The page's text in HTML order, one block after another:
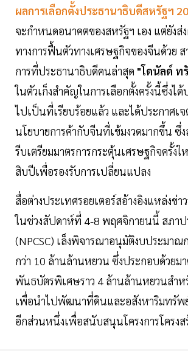
ผลการเลือกตั้งประธานาธิบดีสหรัฐฯ
จะกำหนดอนาคตของสหรัฐฯ เอง แต่ยัง
ทางการฟื้นตัวทางเศรษฐกิจของจีนด้วย
การที่ประธานาธิบดีคนล่าสุด "โดนัลด์ ท
ในตัวเก็งสำคัญในการเลือกตั้งครั้งนี้ซึ่งไ
ไปเป็นที่เรียบร้อยแล้ว และได้ประกาศเ
นโยบายการค้ากับจีนที่เข้มงวดมากขึ้น ซึ่
รีบเตรียมมาตรการกระตุ้นเศรษฐกิจครั้ง
สิบปีเพื่อรองรับการเปลี่ยนแปลง
สื่อต่างประเทศรอยเตอร์สอ้างอิงแหล่งข่าว
ในช่วงสัปดาห์ที่ 4-8 พฤศจิกายนนี้ สภา
(NPCSC) เล็งพิจารณาอนุมัติงบประมาณ
กว่า 10 ล้านล้านหยวน ซึ่งประกอบด้วยม
พันธบัตรพิเศษราว 4 ล้านล้านหยวนสำห
เพื่อนำไปพัฒนาที่ดินและอสังหาริมทรัพ
อีกส่วนหนึ่งเพื่อสนับสนุนโครงการโครงส